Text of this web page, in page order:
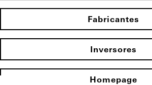
Fabricantes
Inversores
Homepage